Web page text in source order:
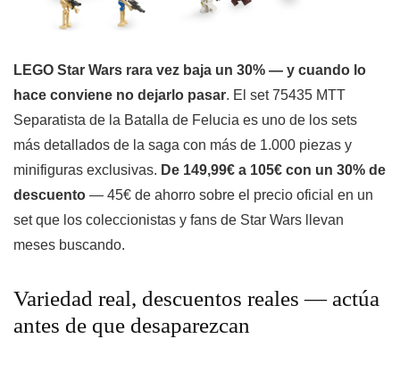
LEGO Star Wars rara vez baja un 30% — y cuando lo
hace conviene no dejarlo pasar. El set 75435 MTT
Separatista de la Batalla de Felucia es uno de los sets
más detallados de la saga con más de 1.000 piezas y
minifiguras exclusivas. De 149,99€ a 105€ con un 30% de
descuento — 45€ de ahorro sobre el precio oficial en un
set que los coleccionistas y fans de Star Wars llevan
meses buscando.
Variedad real, descuentos reales — actúa
antes de que desaparezcan